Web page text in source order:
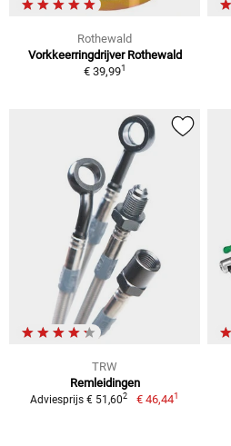
Rothewald
Vorkkeerringdrijver Rothewald
€ 39,991
TRW
Remleidingen
Adviesprijs € 51,602 € 46,441